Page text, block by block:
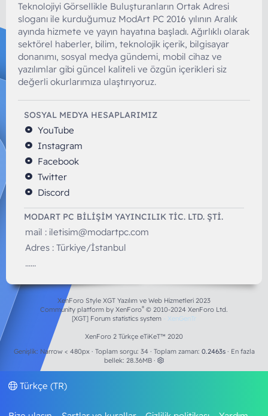
Teknolojiyi Görsellikle Buluşturanların Ortak Adresi
sloganı ile kurduğumuz ModArt PC 2016 yılının Aralık
ayında hizmete ve yayın hayatına başladı. Ağırlıklı olarak
sektörel haberler, bilim, teknolojik içerik, bilgisayar
donanımı, sosyal medya gündemi, mobil cihaz ve
yazılımlar gibi güncel kaliteli ve özgün içerikleri siz
değerli okurlarımıza ulaştırıyoruz.
SOSYAL MEDYA HESAPLARIMIZ
YouTube
Instagram
Facebook
Twitter
Discord
MODART PC BILIŞIM YAYINCILIK TİC. LTD. ŞTİ.
mail : iletisim@modartpc.com
Adres : Türkiye/İstanbul
......
XenForo Style XGT Yazılım ve Web Hizmetleri 2023
Community platform by XenForo® © 2010-2024 XenForo Ltd.
[XGT] Forum statistics system
- XenGenTr
XenForo 2 Türkçe eTiKeT™ 2020
Genişlik
Toplam sorgu 34 Toplam zaman 0.2463s
En fazla
bellek 28.36MB
Türkçe (TR)